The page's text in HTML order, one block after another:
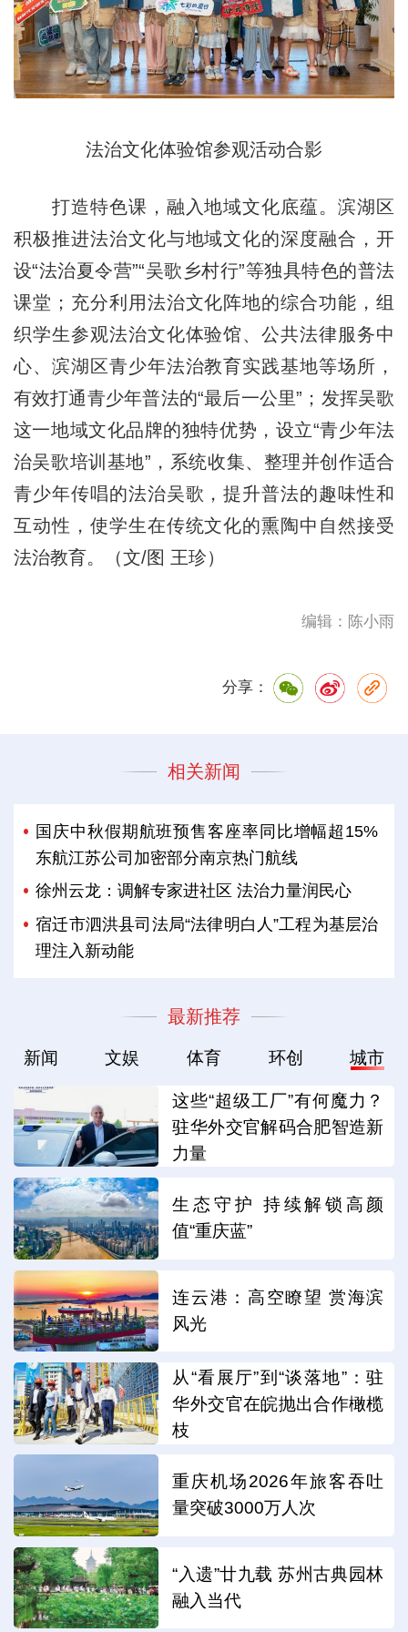
法治文化体验馆参观活动合影
打造特色课，融入地域文化底蕴。滨湖区
积极推进法治文化与地域文化的深度融合，开
设“法治夏令营”“吴歌乡村行”等独具特色的普法
课堂；充分利用法治文化阵地的综合功能，组
织学生参观法治文化体验馆、公共法律服务中
心、滨湖区青少年法治教育实践基地等场所，
有效打通青少年普法的“最后一公里”；发挥吴歌
这一地域文化品牌的独特优势，设立“青少年法
治吴歌培训基地”，系统收集、整理并创作适合
青少年传唱的法治吴歌，提升普法的趣味性和
互动性，使学生在传统文化的熏陶中自然接受
法治教育。（文/图 王珍）
编辑：陈小雨
分享：
相关新闻
国庆中秋假期航班预售客座率同比增幅超15%
东航江苏公司加密部分南京热门航线
徐州云龙：调解专家进社区 法治力量润民心
宿迁市泗洪县司法局“法律明白人”工程为基层治
理注入新动能
最新推荐
新闻 文娱 体育 环创 城市
这些“超级工厂”有何魔力？
驻华外交官解码合肥智造新
力量
生态守护 持续解锁高颜
值“重庆蓝”
连云港：高空瞭望 赏海滨
风光
从“看展厅”到“谈落地”：驻
华外交官在皖抛出合作橄榄
枝
重庆机场2026年旅客吞吐
量突破3000万人次
“入遗”廿九载 苏州古典园林
融入当代